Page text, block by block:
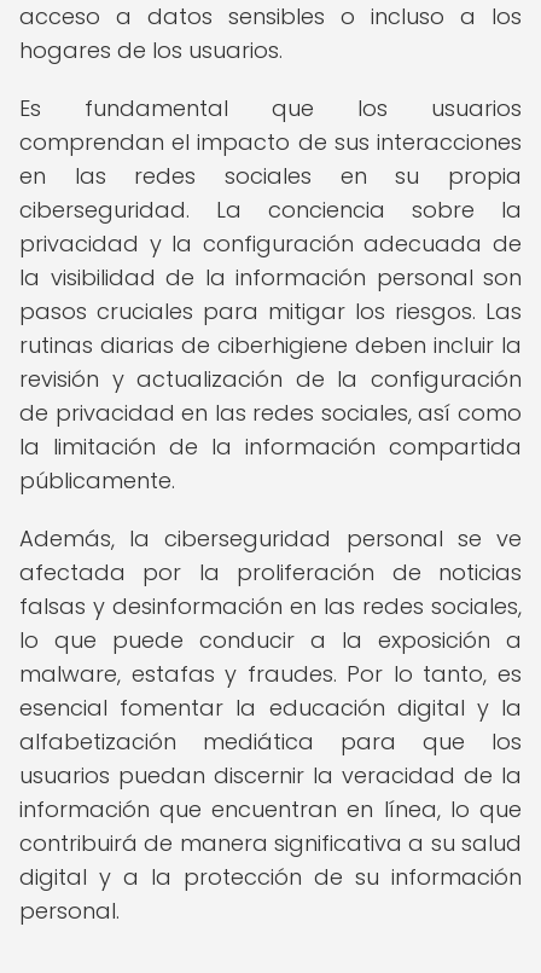
acceso a datos sensibles o incluso a los
hogares de los usuarios.
Es fundamental que los usuarios
comprendan el impacto de sus interacciones
en las redes sociales en su propia
ciberseguridad. La conciencia sobre la
privacidad y la configuración adecuada de
la visibilidad de la información personal son
pasos cruciales para mitigar los riesgos. Las
rutinas diarias de ciberhigiene deben incluir la
revisión y actualización de la configuración
de privacidad en las redes sociales, así como
la limitación de la información compartida
públicamente.
Además, la ciberseguridad personal se ve
afectada por la proliferación de noticias
falsas y desinformación en las redes sociales,
lo que puede conducir a la exposición a
malware, estafas y fraudes. Por lo tanto, es
esencial fomentar la educación digital y la
alfabetización mediática para que los
usuarios puedan discernir la veracidad de la
información que encuentran en línea, lo que
contribuirá de manera significativa a su salud
digital y a la protección de su información
personal.